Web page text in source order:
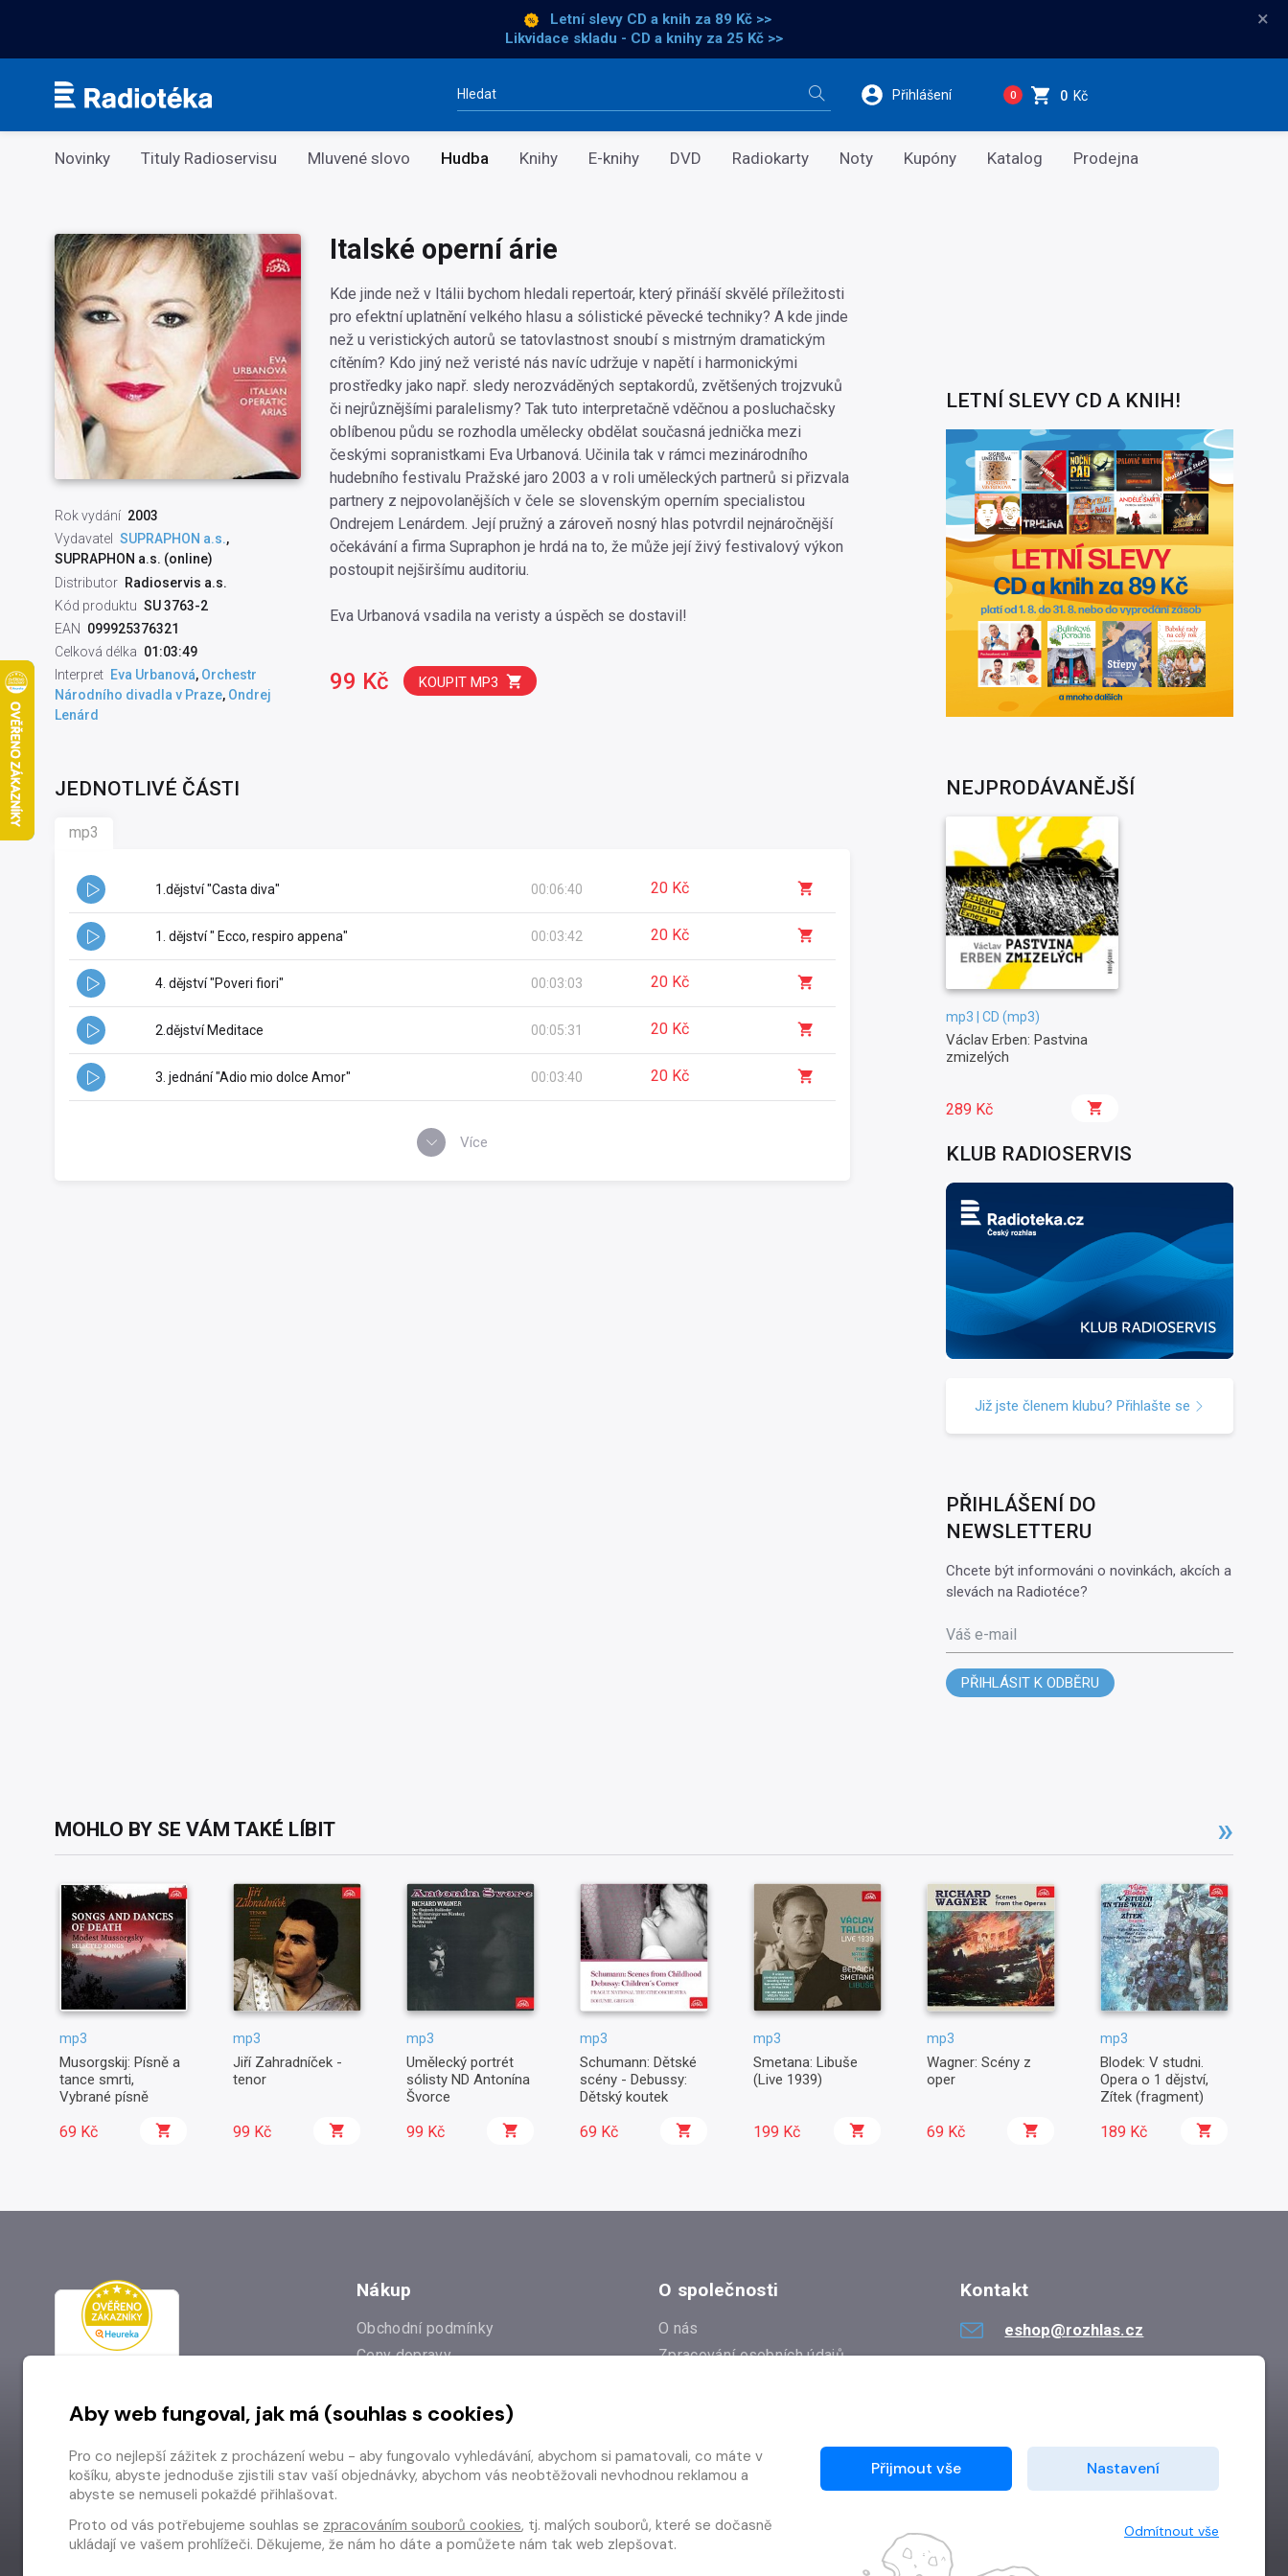
Letní slevy CD a knih za 89 Kč >>
Likvidace skladu - CD a knihy za 25 Kč >>
×
Vyhledávání Přihlášení 0 0 Kč
Kategorie
Novinky Tituly Radioservisu Mluvené slovo Hudba Knihy E-knihy DVD Radiokarty Noty Kupóny Katalog Prodejna
Rok vydání 2003
Vydavatel
SUPRAPHON a.s.,
SUPRAPHON a.s. (online)
Distributor Radioservis a.s.
Kód produktu SU 3763-2
EAN
099925376321
Celková délka 01:03:49
Interpret Eva Urbanová, Orchestr
Národního divadla v Praze, Ondrej
Lenárd
Italské operní árie
Kde jinde než v Itálii bychom hledali repertoár, který přináší skvělé příležitosti
pro efektní uplatnění velkého hlasu a sólistické pěvecké techniky? A kde jinde
než u veristických autorů se tatovlastnost snoubí s mistrným dramatickým
cítěním? Kdo jiný než veristé nás navíc udržuje v napětí i harmonickými
prostředky jako např. sledy nerozváděných septakordů, zvětšených trojzvuků
či nejrůznějšími paralelismy? Tak tuto interpretačně vděčnou a posluchačsky
oblíbenou půdu se rozhodla umělecky obdělat současná jednička mezi
českými sopranistkami Eva Urbanová. Učinila tak v rámci mezinárodního
hudebního festivalu Pražské jaro 2003 a v roli uměleckých partnerů si přizvala
partnery z nejpovolanějších v čele se slovenským operním specialistou
Ondrejem Lenárdem. Její pružný a zároveň nosný hlas potvrdil nejnáročnější
očekávání a firma Supraphon je hrdá na to, že může její živý festivalový výkon
postoupit nejširšímu auditoriu.
Eva Urbanová vsadila na veristy a úspěch se dostavil!
99 Kč KOUPIT MP3
JEDNOTLIVÉ ČÁSTI
mp3
1.dějství "Casta diva" 00:06:40 20 Kč
1. dějství " Ecco, respiro appena" 00:03:42 20 Kč
4. dějství "Poveri fiori" 00:03:03 20 Kč
2.dějství Meditace 00:05:31 20 Kč
3. jednání "Adio mio dolce Amor" 00:03:40 20 Kč
Více
LETNÍ SLEVY CD A KNIH!
NEJPRODÁVANĚJŠÍ
mp3 | CD (mp3)
Václav Erben: Pastvina
zmizelých
289 Kč
KLUB RADIOSERVIS
Již jste členem klubu? Přihlašte se
PŘIHLÁŠENÍ DO
NEWSLETTERU
Chcete být informováni o novinkách, akcích a
slevách na Radiotéce?
Váš e-mail
PŘIHLÁSIT K ODBĚRU
MOHLO BY SE VÁM TAKÉ LÍBIT
mp3
Musorgskij: Písně a
tance smrti,
Vybrané písně
69 Kč
mp3
Jiří Zahradníček -
tenor
99 Kč
mp3
Umělecký portrét
sólisty ND Antonína
Švorce
99 Kč
mp3
Schumann: Dětské
scény - Debussy:
Dětský koutek
69 Kč
mp3
Smetana: Libuše
(Live 1939)
199 Kč
mp3
Wagner: Scény z
oper
69 Kč
mp3
Blodek: V studni.
Opera o 1 dějství,
Zítek (fragment)
189 Kč
Nákup
Obchodní podmínky
Ceny dopravy
Prodejna
Odstoupení od smlouvy
O společnosti
O nás
Zpracování osobních údajů
Kontakt
eshop@rozhlas.cz
Aby web fungoval, jak má (souhlas s cookies)
Pro co nejlepší zážitek z procházení webu - aby fungovalo vyhledávání, abychom si pamatovali, co máte v
košíku, abyste jednoduše zjistili stav vaší objednávky, abychom vás neobtěžovali nevhodnou reklamou a
abyste se nemuseli pokaždé přihlašovat.
Proto od vás potřebujeme souhlas se zpracováním souborů cookies, tj. malých souborů, které se dočasně
ukládají ve vašem prohlížeči. Děkujeme, že nám ho dáte a pomůžete nám tak web zlepšovat.
Přijmout vše Nastavení
Odmítnout vše